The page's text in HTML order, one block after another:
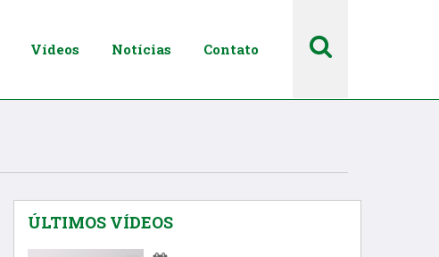
Vídeos Notícias Contato
ÚLTIMOS VÍDEOS